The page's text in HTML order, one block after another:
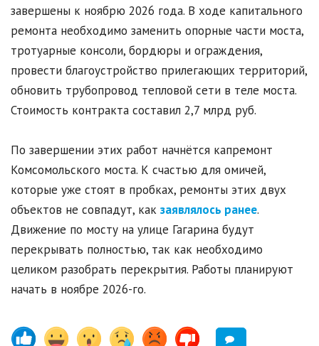
завершены к ноябрю 2026 года. В ходе капитального
ремонта необходимо заменить опорные части моста,
тротуарные консоли, бордюры и ограждения,
провести благоустройство прилегающих территорий,
обновить трубопровод тепловой сети в теле моста.
Стоимость контракта составил 2,7 млрд руб.
По завершении этих работ начнётся капремонт
Комсомольского моста. К счастью для омичей,
которые уже стоят в пробках, ремонты этих двух
объектов не совпадут, как заявлялось ранее.
Движение по мосту на улице Гагарина будут
перекрывать полностью, так как необходимо
целиком разобрать перекрытия. Работы планируют
начать в ноябре 2026-го.